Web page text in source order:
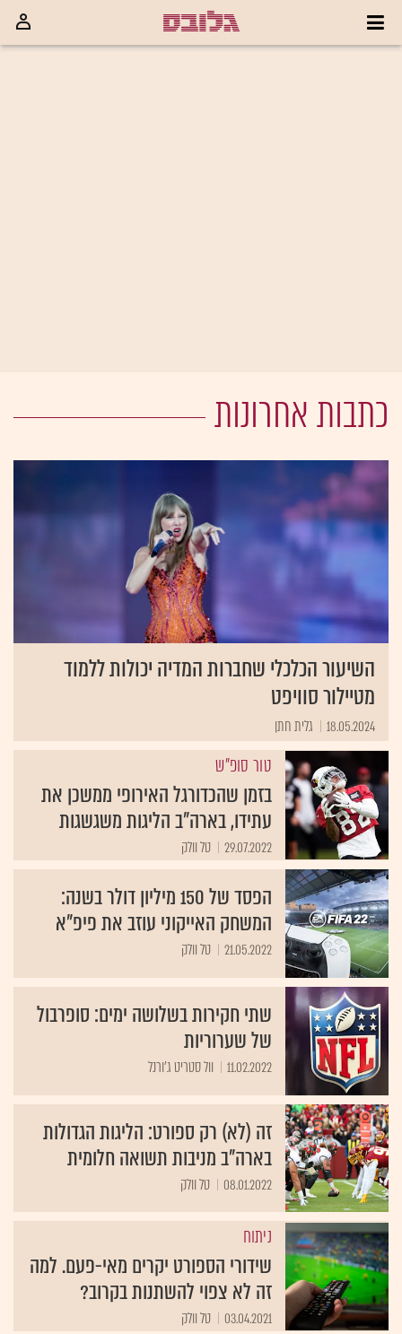
כתבות אחרונות
השיעור הכלכלי שחברות המדיה יכולות ללמוד
מטיילור סוויפט
18.05.2024 גלית חתן
טור סופ"ש
בזמן שהכדורגל האירופי ממשכן את
עתידו, בארה"ב הליגות משגשגות
29.07.2022 טל וולק
הפסד של 150 מיליון דולר בשנה:
המשחק האייקוני עוזב את פיפ"א
21.05.2022 טל וולק
שתי חקירות בשלושה ימים: סופרבול
של שערוריות
11.02.2022 וול סטריט ג'ורנל
זה (לא) רק ספורט: הליגות הגדולות
בארה”ב מניבות תשואה חלומית
08.01.2022 טל וולק
ניתוח
שידורי הספורט יקרים מאי-פעם. למה
זה לא צפוי להשתנות בקרוב?
03.04.2021 טל וולק